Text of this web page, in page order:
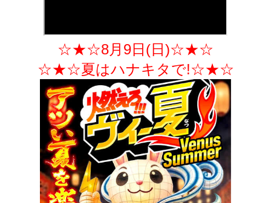
☆★☆8月9日(日)☆★☆
☆★☆夏はハナキタで!☆★☆